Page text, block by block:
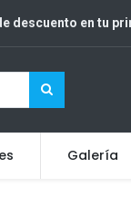
descuento en tu
Galería